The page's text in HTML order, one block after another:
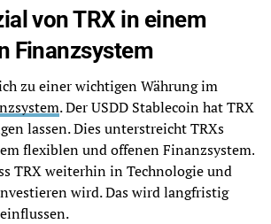
von TRX in einem
Finanzsystem
zu einer wichtigen Währung im
. Der USDD Stablecoin hat TRX
lassen. Dies unterstreicht TRXs
flexiblen und offenen Finanzsystem.
TRX weiterhin in Technologie und
wird. Das wird langfristig